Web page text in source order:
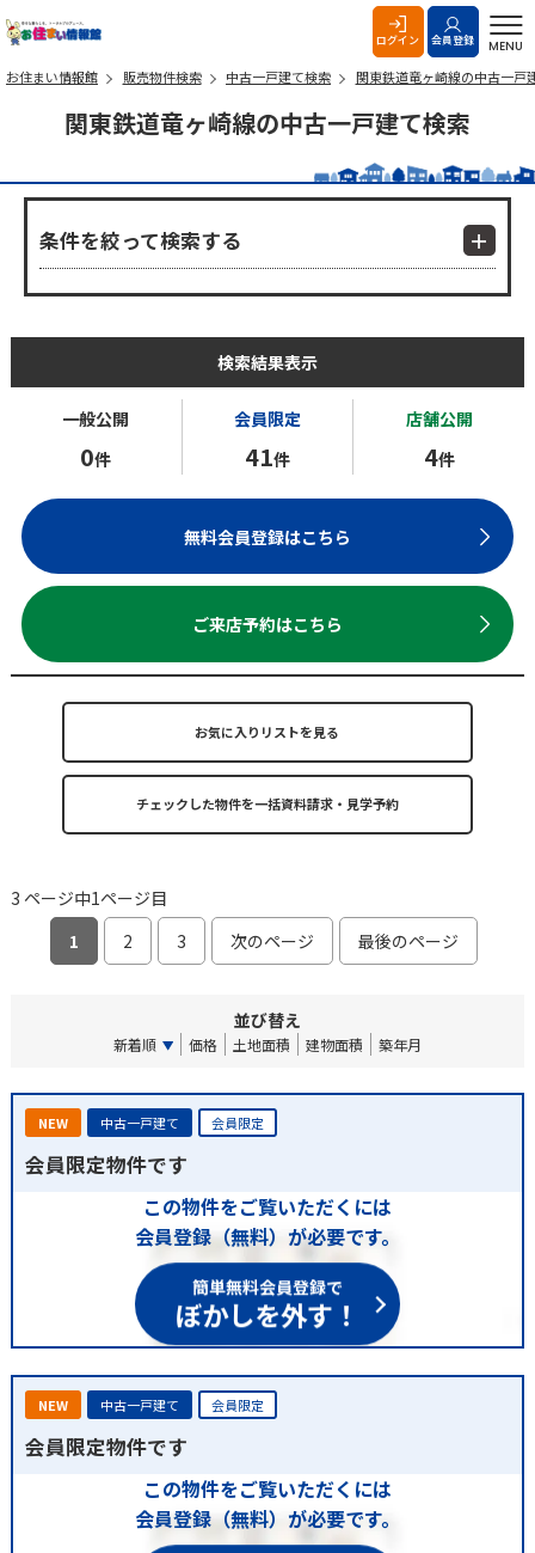
ログイン 会員登録 MENU
お住まい情報館 販売物件検索 中古一戸建て検索 関東鉄道竜ヶ崎線の中古一戸
関東鉄道竜ヶ崎線の中古一戸建て検索
条件を絞って検索する
検索結果表示
一般公開
0件
会員限定
41件
店舗公開
4件
無料会員登録はこちら
ご来店予約はこちら
お気に入りリストを見る
3 ページ中1ページ目
1
2 3 次のページ 最後のページ
並び替え
新着順 価格 土地面積 建物面積 築年月
NEW 中古一戸建て 会員限定
会員限定物件です
この物件をご覧いただくには
会員登録（無料）が必要です。
簡単無料会員登録で
ぼかしを外す！
NEW 中古一戸建て 会員限定
会員限定物件です
この物件をご覧いただくには
会員登録（無料）が必要です。